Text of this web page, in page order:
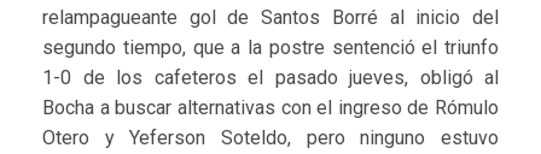
relampagueante gol de Santos Borré al inicio del
segundo tiempo, que a la postre sentenció el triunfo
1-0 de los cafeteros el pasado jueves, obligó al
Bocha a buscar alternativas con el ingreso de Rómulo
Otero y Yeferson Soteldo, pero ninguno estuvo